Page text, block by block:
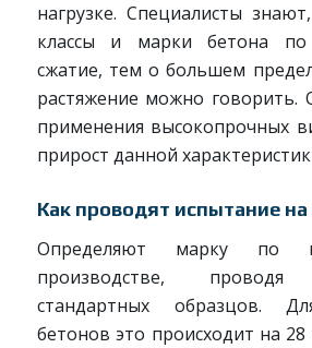
нагрузке. Специалисты
классы и марки бетона
сжатие, тем о большем
растяжение можно говорить.
применения высокопрочных
прирост данной
Как проводят испытание на
Определяют марку по
производстве, проводя
стандартных образцов.
бетонов это происходит на 28